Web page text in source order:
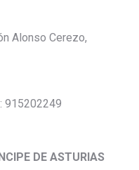
Alonso Cerezo,
915202249
DE ASTURIAS